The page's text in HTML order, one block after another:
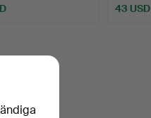
43 USD